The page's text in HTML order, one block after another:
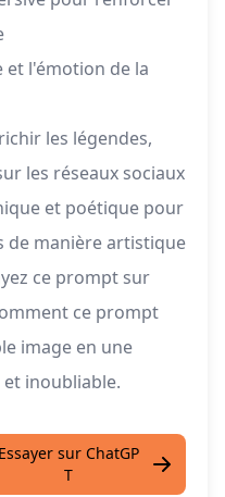
et l'émotion de la
les légendes,
les réseaux sociaux
et poétique pour
de manière artistique
ce prompt sur
ce prompt
image en une
inoubliable.
Essayer sur ChatGP
T